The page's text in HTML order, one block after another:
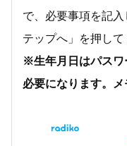
で、必要事項を記
テップへ」を押して
※生年月日はパスワ
必要になります。メ